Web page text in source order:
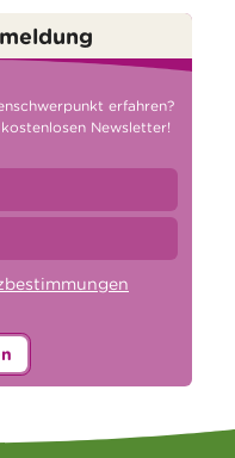
erfahren?
Newsletter!